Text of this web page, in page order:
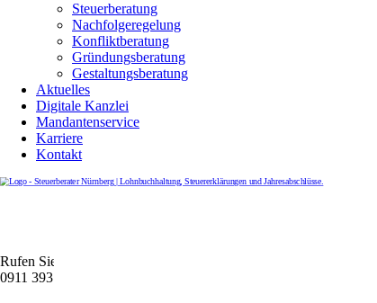
Steuerberatung
Nachfolgeregelung
Konfliktberatung
Gründungsberatung
Gestaltungsberatung
Aktuelles
Digitale Kanzlei
Mandantenservice
Karriere
Kontakt
Rufen Sie uns gerne an
0911 39372790